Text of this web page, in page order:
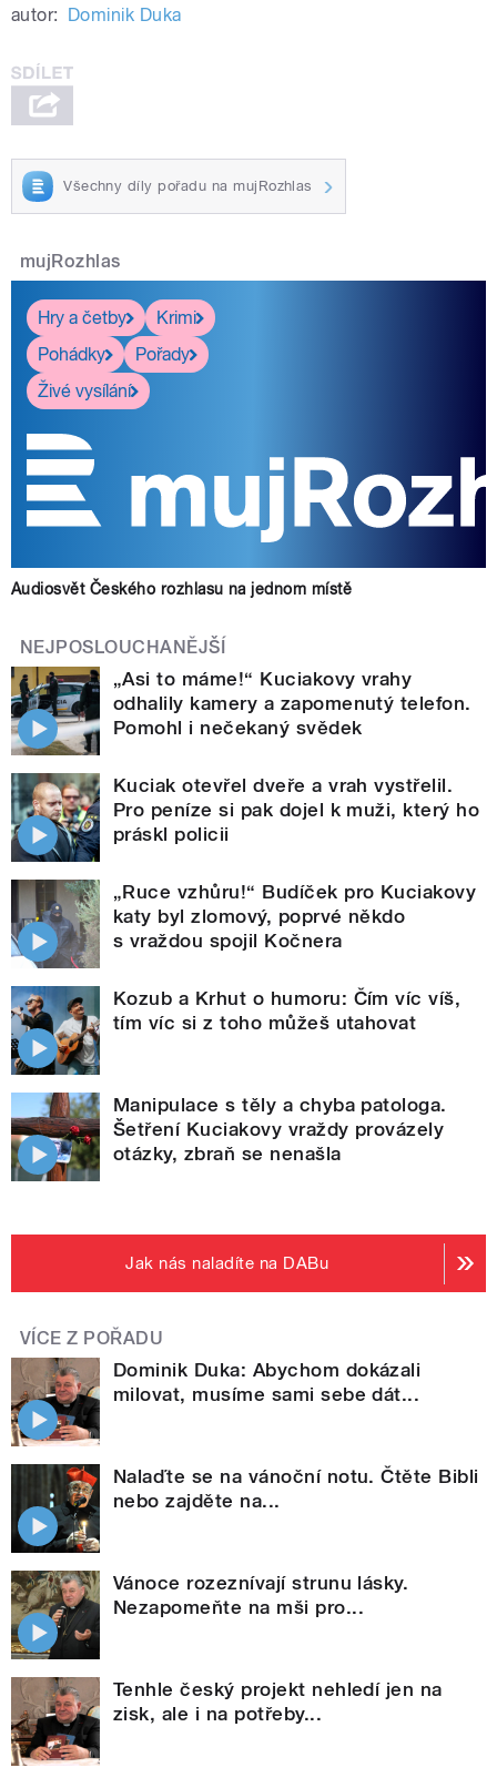
autor: Dominik Duka
Všechny díly pořadu na mujRozhlas
mujRozhlas
Hry a četby
Krimi
Pohádky
Pořady
Živé vysílání
Audiosvět Českého rozhlasu na jednom místě
NEJPOSLOUCHANĚJŠÍ
„Asi to máme!“ Kuciakovy vrahy
odhalily kamery a zapomenutý telefon.
Pomohl i nečekaný svědek
Kuciak otevřel dveře a vrah vystřelil.
Pro peníze si pak dojel k muži, který ho
práskl policii
„Ruce vzhůru!“ Budíček pro Kuciakovy
katy byl zlomový, poprvé někdo
s vraždou spojil Kočnera
Kozub a Krhut o humoru: Čím víc víš,
tím víc si z toho můžeš utahovat
Manipulace s těly a chyba patologa.
Šetření Kuciakovy vraždy provázely
otázky, zbraň se nenašla
Jak nás naladíte na DABu
VÍCE Z POŘADU
Dominik Duka: Abychom dokázali
milovat, musíme sami sebe dát...
Nalaďte se na vánoční notu. Čtěte Bibli
nebo zajděte na...
Vánoce rozeznívají strunu lásky.
Nezapomeňte na mši pro...
Tenhle český projekt nehledí jen na
zisk, ale i na potřeby...